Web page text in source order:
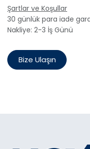
Şartlar ve Koşullar
30 günlük para iade
Nakliye: 2-3 İş Günü
Bize Ulaşın